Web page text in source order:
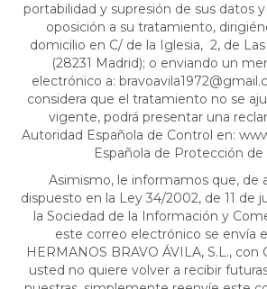
portabilidad y supresión de sus datos
oposición a su tratamiento,
domicilio en C/ de la Iglesia, 2, de
(28231 Madrid); o enviando un
electrónico a:
considera que el tratamiento no se
vigente, podrá presentar una
Autoridad Española de Control en:
Española de Protección de
Asimismo, le informamos que, de
dispuesto en la Ley 34/2002, de 11 de
la Sociedad de la Información y
este correo electrónico se envía
HERMANOS BRAVO ÁVILA, S.L., con
usted no quiere volver a recibir